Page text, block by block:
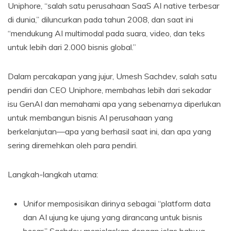
Uniphore, “salah satu perusahaan SaaS AI native terbesar
di dunia,” diluncurkan pada tahun 2008, dan saat ini
“mendukung AI multimodal pada suara, video, dan teks
untuk lebih dari 2.000 bisnis global.”
Dalam percakapan yang jujur, Umesh Sachdev, salah satu
pendiri dan CEO Uniphore, membahas lebih dari sekadar
isu GenAI dan memahami apa yang sebenarnya diperlukan
untuk membangun bisnis AI perusahaan yang
berkelanjutan—apa yang berhasil saat ini, dan apa yang
sering diremehkan oleh para pendiri.
Langkah-langkah utama:
Unifor memposisikan dirinya sebagai “platform data
dan AI ujung ke ujung yang dirancang untuk bisnis